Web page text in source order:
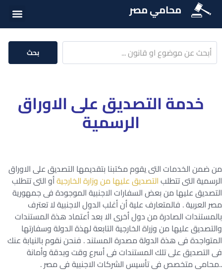
محامي مصر
بحث
خدمة التصديق على الاوراق
الرسمية
من ضمن الخدمات التى يقوم مكتبنا بتقديمها التصديق على الاوراق
الرسمية التى تتطلبالتصديق عليها من وزارة الخارجيةأو التى تتطلب
التصديق عليها من بعض السفارات الاجنبية الموجودة فى جمهورية
مصر العربية . فالمتعارف علية أن أغلب الدول الاجنبية لا تعترف
بالمستندات الصادرة من دول أخرى الا بعد أعتماد هذة المستندات
والتصديق عليها من وزراة الخارجية التابعة لهذة الدولة وسفارتها
المتواجدة فى هذة الدولة مصدرة المستند . فنحن نقوم بالنيابة عنك
فى التصديق على تلك المستندات فى أسرع وقت وبدقة وأمانة
..محامى متخصص فى تأسيس الشركات الاجنبية فى مصر .